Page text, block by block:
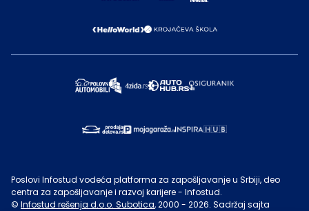
Poslovi Infostud vodeća platforma za zapošljavanje u Srbiji, deo
centra za zapošljavanje i razvoj karijere - Infostud.
© Infostud rešenja d.o.o. Subotica, 2000 - 2026. Sadržaj sajta